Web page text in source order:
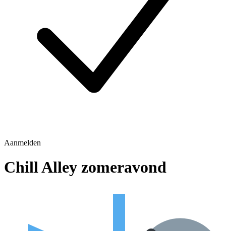
Aanmelden
Chill Alley zomeravond